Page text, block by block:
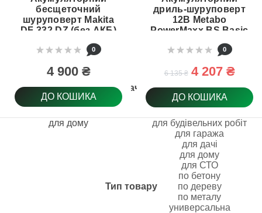
Призначення
Тип товару
бесщеточний
шуруповерт Makita
DF 332 DZ (без АКБ)
0
4 900 ₴
ДО КОШИКА
для дому
дриль-шуруповерт
12В Metabo
PowerMaxx BS Basic
+ 2x2.0 Аг, Зарядний
пристрій LC 12
0
6 135 ₴ 4 207 ₴
ДО КОШИКА
для будівельних робіт
для гаража
для дачі
для дому
для СТО
по бетону
по дереву
по металу
универсальна